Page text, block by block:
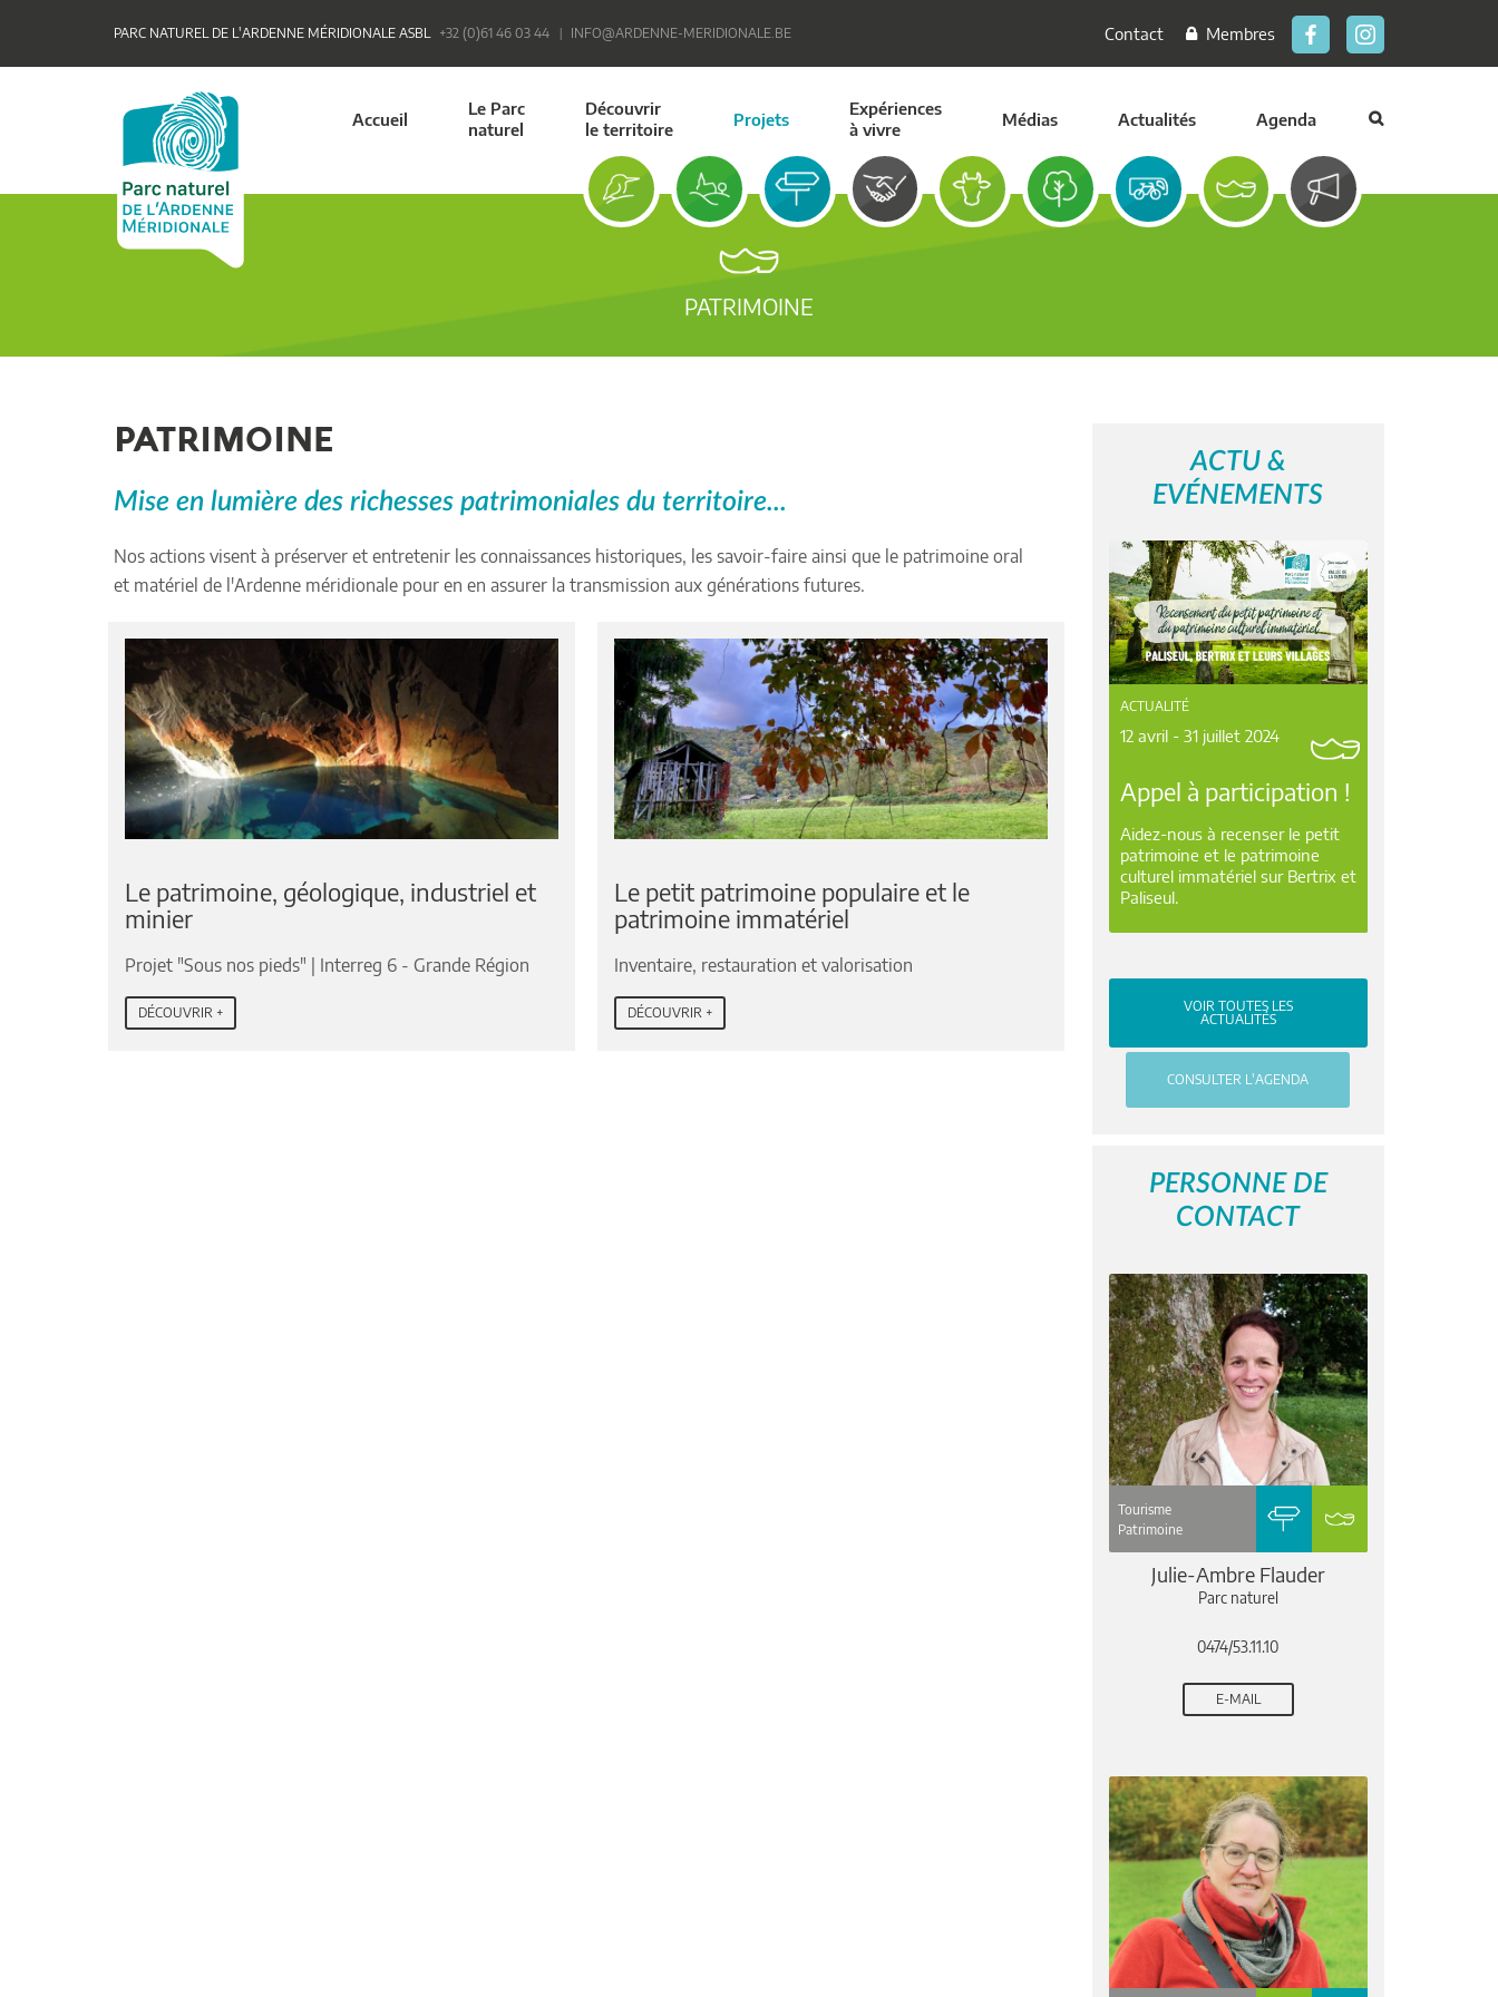
PARC NATUREL DE L'ARDENNE MÉRIDIONALE ASBL +32 (0)61 46 03 44 INFO@ARDENNE-MERIDIONALE.BE Contact Membres
Accueil
Le Parc
naturel
Découvrir
le territoire
Projets
Expériences
à vivre
Médias Actualités Agenda
PATRIMOINE
PATRIMOINE
Mise en lumière des richesses patrimoniales du territoire...
Nos actions visent à préserver et entretenir les connaissances historiques, les savoir-faire ainsi que le patrimoine oral
et matériel de l'Ardenne méridionale pour en en assurer la transmission aux générations futures.
Le patrimoine, géologique, industriel et
minier
Projet "Sous nos pieds" | Interreg 6 - Grande Région
DÉCOUVRIR +
Le petit patrimoine populaire et le
patrimoine immatériel
Inventaire, restauration et valorisation
DÉCOUVRIR +
ACTU &
EVÉNEMENTS
ACTUALITÉ
12 avril - 31 juillet 2024
Appel à participation !
Aidez-nous à recenser le petit
patrimoine et le patrimoine
culturel immatériel sur Bertrix et
Paliseul.
VOIR TOUTES LES
ACTUALITÉS
CONSULTER L'AGENDA
PERSONNE DE
CONTACT
Tourisme
Patrimoine
Julie-Ambre Flauder
Parc naturel
0474/53.11.10
E-MAIL